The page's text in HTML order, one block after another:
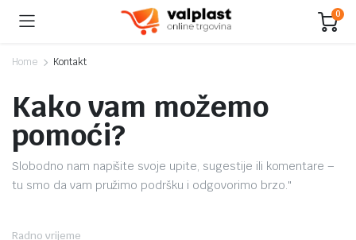
0
Home Kontakt
Kako vam možemo
pomoći?
Slobodno nam napišite svoje upite, sugestije ili komentare –
tu smo da vam pružimo podršku i odgovorimo brzo."
Radno vrijeme